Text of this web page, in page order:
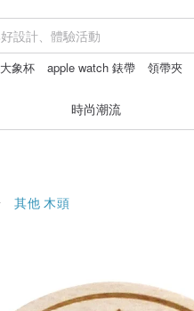
大象杯 apple watch 錶帶 領帶夾
時尚潮流
其他 木頭